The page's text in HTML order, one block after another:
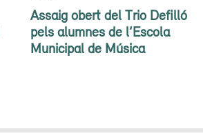
Assaig obert del Trio Defilló
pels alumnes de l’Escola
Municipal de Música